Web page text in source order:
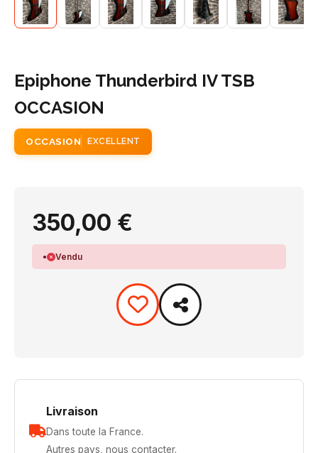
Epiphone Thunderbird IV TSB
OCCASION
OCCASION EXCELLENT
350,00 €
Vendu
Livraison
Dans toute la France.
Autres pays, nous contacter.